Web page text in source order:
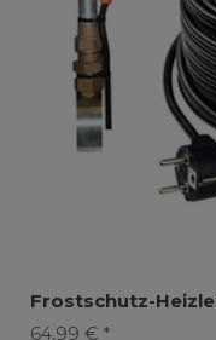
Frostschutz-
64,99 € *